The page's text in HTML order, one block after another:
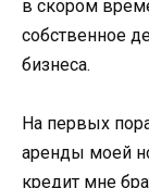
в скором
собственное
бизнеса.
На первых
аренды моей
кредит мне